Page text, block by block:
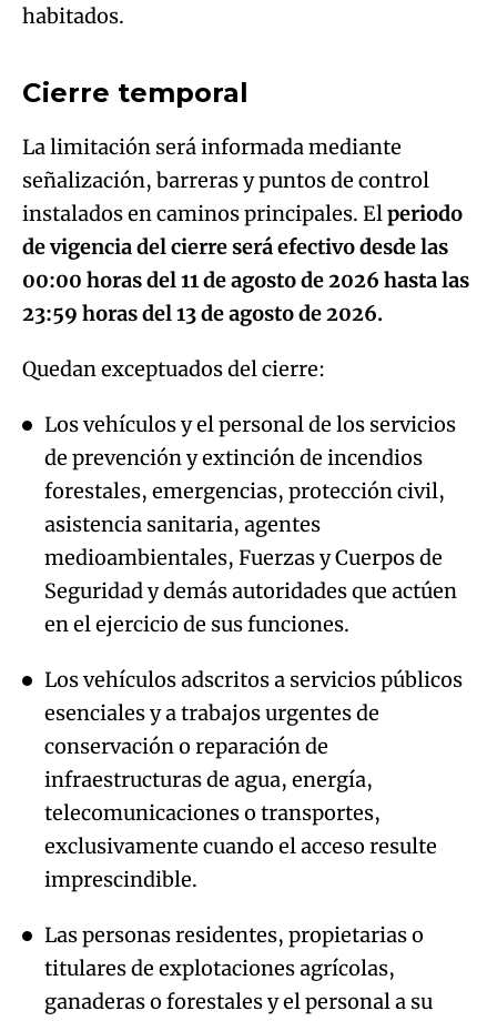
habitados.
Try again
Cierre temporal
La limitación será informada mediante
señalización, barreras y puntos de control
instalados en caminos principales. Elperiodo
de vigencia del cierre será efectivo desde las
00:00 horas del 11 de agosto de 2026 hasta las
23:59 horas del 13 de agosto de 2026.
Quedan exceptuados del cierre:
Los vehículos y el personal de los servicios
de prevención y extinción de incendios
forestales, emergencias, protección civil,
asistencia sanitaria, agentes
medioambientales, Fuerzas y Cuerpos de
Seguridad y demás autoridades que actúen
en el ejercicio de sus funciones.
Los vehículos adscritos a servicios públicos
esenciales y a trabajos urgentes de
conservación o reparación de
infraestructuras de agua, energía,
telecomunicaciones o transportes,
exclusivamente cuando el acceso resulte
imprescindible.
Las personas residentes, propietarias o
titulares de explotaciones agrícolas,
ganaderas o forestales y el personal a su